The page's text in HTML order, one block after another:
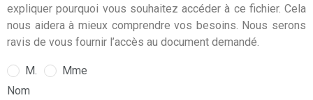
expliquer pourquoi vous souhaitez accéder à ce fichier. Cela
nous aidera à mieux comprendre vos besoins. Nous serons
ravis de vous fournir l’accès au document demandé.
M.
Mme
Nom